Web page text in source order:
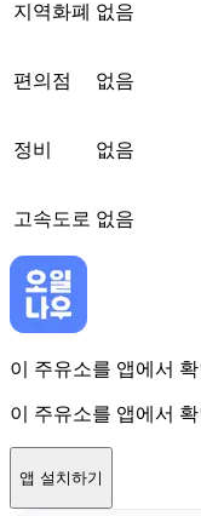
지역화폐 없음
편의점 없음
정비 없음
고속도로 없음
이 주유소를 앱에서
이 주유소를 앱에서
앱 설치하기